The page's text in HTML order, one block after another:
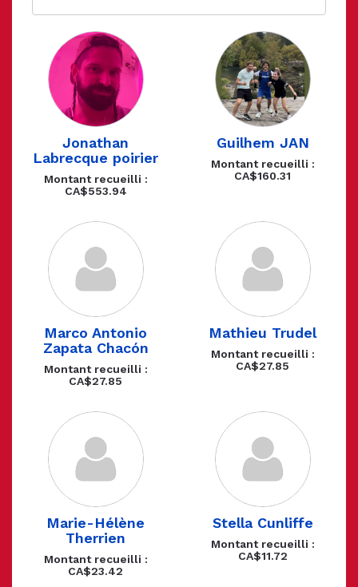
Jonathan
Labrecque poirier
Montant recueilli :
CA$553.94
Guilhem JAN
Montant recueilli :
CA$160.31
Marco Antonio
Zapata Chacón
Montant recueilli :
CA$27.85
Mathieu Trudel
Montant recueilli :
CA$27.85
Marie-Hélène
Therrien
Montant recueilli :
CA$23.42
Stella Cunliffe
Montant recueilli :
CA$11.72